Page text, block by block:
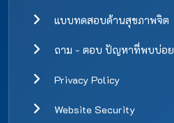
แบบทดสอบด้านสุขภาพจิต
ถาม - ตอบ ปัญหาที่พบบ่อย
Privacy Policy
Website Security